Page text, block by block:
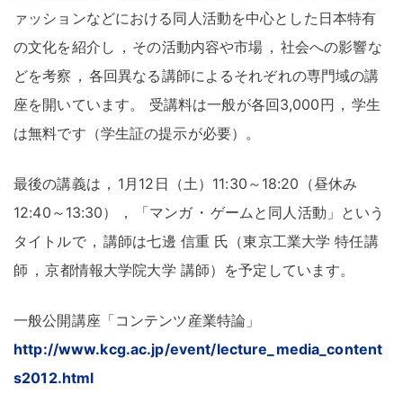
ァッションなどにおける同人活動を中心とした日本特有
の文化を紹介し ， その活動内容や市場 ， 社会への影響な
どを考察 ， 各回異なる講師によるそれぞれの専門域の講
座を開いています。 受講料は一般が各回3,000円 ， 学生
は無料です（学生証の提示が必要） 。
最後の講義は ， 1月12日（土）11:30～18:20（昼休み
12:40～13:30）
， 「マンガ ・ ゲームと同人活動」という
タイトルで ， 講師は七邊 信重 氏（東京工業大学 特任講
師 ， 京都情報大学院大学 講師）を予定しています。
一般公開講座「コンテンツ産業特論」
http://www.kcg.ac.jp/event/lecture_media_content
s2012.html